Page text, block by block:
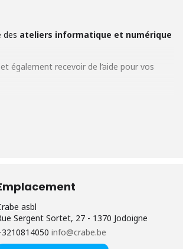
des ateliers informatique et numérique
également recevoir de l’aide pour vos
d’emploi et sur les réseaux sociaux;
asbl
Sergent Sortet, 27 - 1370 Jodoigne
info@crabe.be